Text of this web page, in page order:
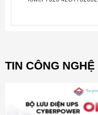
TIN CÔNG NGHỆ